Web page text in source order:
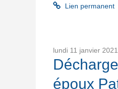
Lien permanent
lundi 11 janvier 2021
époux